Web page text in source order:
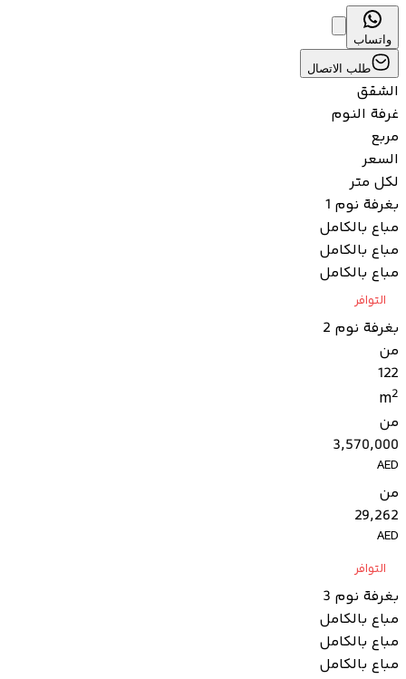
واتساب
طلب الاتصال
الشقق
غرفة النوم
مربع
السعر
لكل متر
بغرفة نوم 1
مباع بالكامل
مباع بالكامل
مباع بالكامل
التوافر
بغرفة نوم 2
من
122
m2
من
3,570,000
AED
من
29,262
AED
التوافر
بغرفة نوم 3
مباع بالكامل
مباع بالكامل
مباع بالكامل